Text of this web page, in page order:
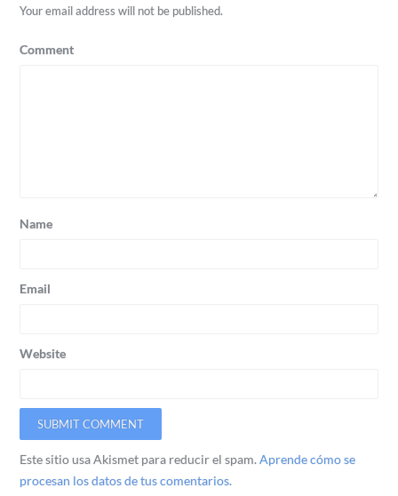
Your email address will not be published.
Comment
Name
Email
Website
Este sitio usa Akismet para reducir el spam.Aprende cómo se
procesan los datos de tus comentarios.